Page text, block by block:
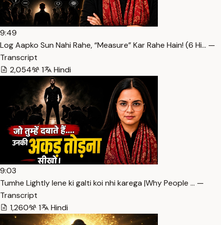
9:49
Log Aapko Sun Nahi Rahe, “Measure” Kar Rahe Hain! (6 Hi… —
Transcript
2,054
1 Hindi
9:03
Tumhe Lightly lene ki galti koi nhi karega |Why People … —
Transcript
1,260
1 Hindi